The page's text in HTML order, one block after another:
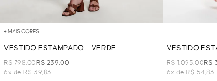
+ MAIS CORES
VESTIDO ESTAMPADO - VERDE
R$ 798,00R$ 239,00
6x de R$ 39,83
VESTIDO
LARANJA
R$ 1.095,00R$
6x de R$ 54,83